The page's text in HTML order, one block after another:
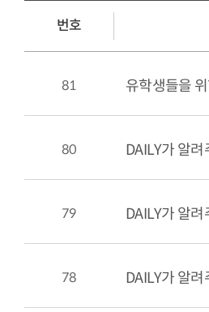
번호
81 유학생들을
80 DAILY가 알
79 DAILY가 알려
78 DAILY가 알려